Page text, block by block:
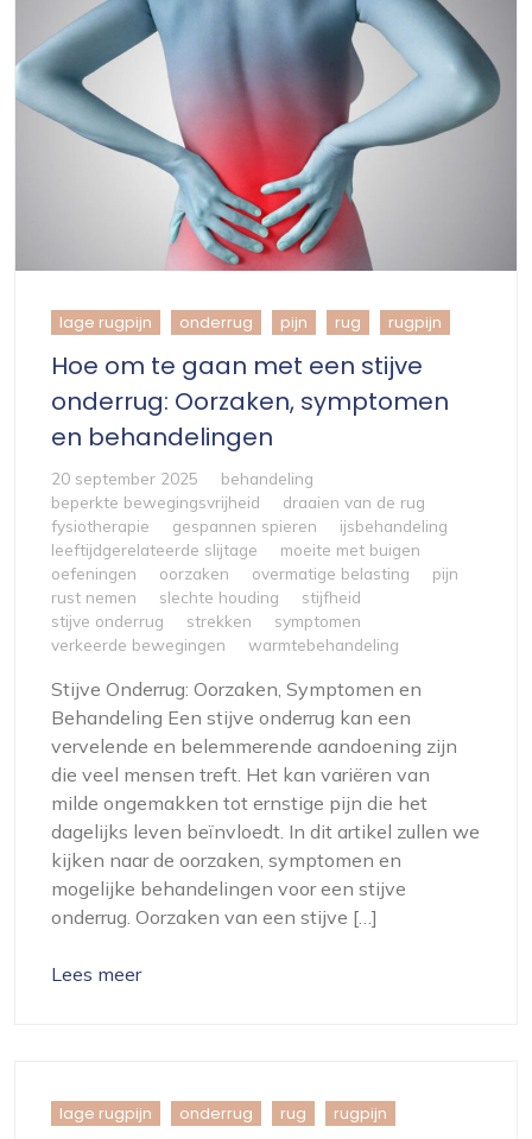
lage rugpijn onderrug pijn rug rugpijn
Hoe om te gaan met een stijve
onderrug: Oorzaken, symptomen
en behandelingen
20 september 2025
behandeling
beperkte bewegingsvrijheid
draaien van de rug
fysiotherapie
gespannen spieren
ijsbehandeling
leeftijdgerelateerde slijtage
moeite met buigen
oefeningen
oorzaken overmatige belasting
pijn
rust nemen
slechte houding
stijfheid
stijve onderrug
strekken
symptomen
verkeerde bewegingen
warmtebehandeling
Stijve Onderrug: Oorzaken, Symptomen en
Behandeling Een stijve onderrug kan een
vervelende en belemmerende aandoening zijn
die veel mensen treft. Het kan variëren van
milde ongemakken tot ernstige pijn die het
dagelijks leven beïnvloedt. In dit artikel zullen we
kijken naar de oorzaken, symptomen en
mogelijke behandelingen voor een stijve
onderrug. Oorzaken van een stijve […]
Lees meer
lage rugpijn onderrug rug rugpijn